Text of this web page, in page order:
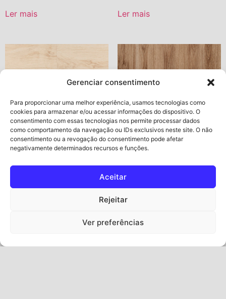
Gerenciar consentimento
Para proporcionar uma melhor experiência, usamos tecnologias como
cookies para armazenar e/ou acessar informações do dispositivo. O
consentimento com essas tecnologias nos permite processar dados
como comportamento da navegação ou IDs exclusivos neste site. O não
consentimento ou a revogação do consentimento pode afetar
negativamente determinados recursos e funções.
Aceitar
Rejeitar
Ver preferências
Ler mais Ler mais
Piso Bari
Ler mais
Piso Oslo
Ler mais